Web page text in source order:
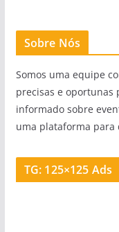
Sobre Nós
Somos uma equipe
precisas e oportunas
informado sobre
uma plataforma para
TG: 125×125 Ads